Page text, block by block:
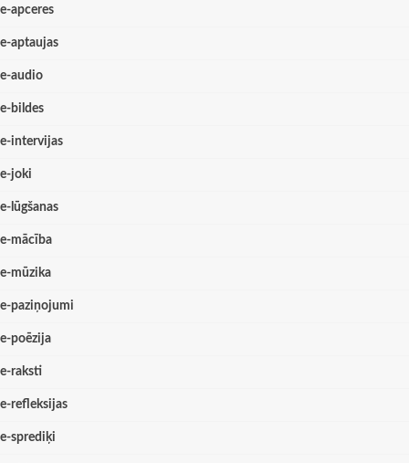
e-apceres
e-aptaujas
e-audio
e-bildes
e-intervijas
e-joki
e-lūgšanas
e-mācība
e-mūzika
e-paziņojumi
e-poēzija
e-raksti
e-refleksijas
e-sprediķi